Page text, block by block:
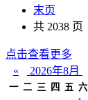
末页
共 2038 页
点击查看更多
«
2026年8月
一 二 三 四 五 六